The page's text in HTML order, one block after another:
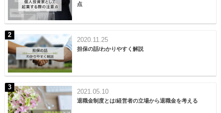
点
2020.11.25
担保の話/わかりやすく解説
2021.05.10
退職金制度とは/経営者の立場から退職金を考える